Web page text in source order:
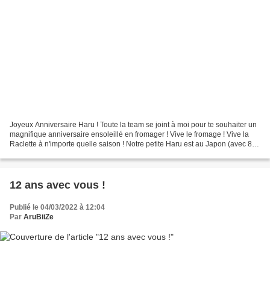
Joyeux Anniversaire Haru ! Toute la team se joint à moi pour te souhaiter un
magnifique anniversaire ensoleillé en fromager ! Vive le fromage ! Vive la
Raclette à n'importe quelle saison ! Notre petite Haru est au Japon (avec 8h
12 ans avec vous !
Publié le 04/03/2022 à 12:04
Par AruBiiZe